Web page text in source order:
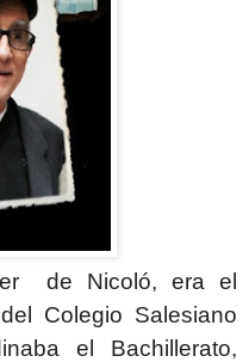
de Nicoló, era el
Colegio Salesiano
el Bachillerato,